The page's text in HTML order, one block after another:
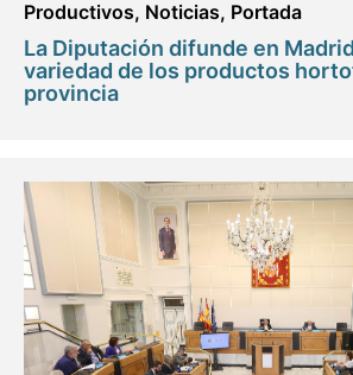
Productivos, Noticias, Portada
La Diputación difunde en
variedad de los productos
provincia